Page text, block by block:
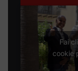
Fai
cookie